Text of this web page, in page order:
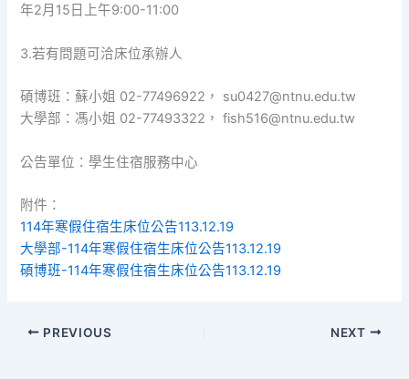
年2月15日上午9:00-11:00
3.若有問題可洽床位承辦人
碩博班：蘇小姐 02-77496922， su0427@ntnu.edu.tw
大學部：馮小姐 02-77493322， fish516@ntnu.edu.tw
公告單位：學生住宿服務中心
附件：
114年寒假住宿生床位公告113.12.19
大學部-114年寒假住宿生床位公告113.12.19
碩博班-114年寒假住宿生床位公告113.12.19
PREVIOUS NEXT